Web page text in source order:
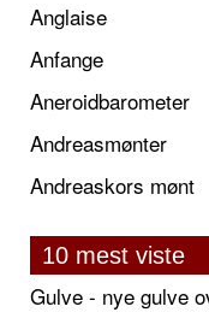
Anglaise
Anfange
Aneroidbarometer
Andreasmønter
Andreaskors mønt
10 mest viste
Gulve - nye gulve